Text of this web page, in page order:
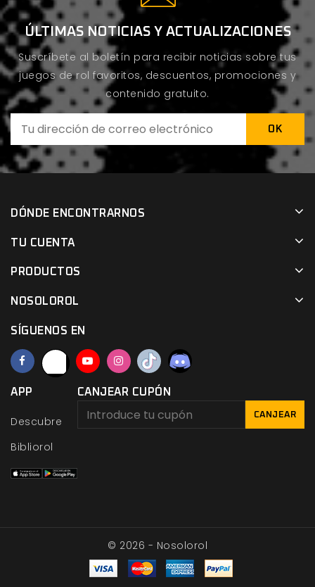
ÚLTIMAS NOTICIAS Y ACTUALIZACIONES
Suscríbete al boletín para recibir noticias sobre tus
juegos de rol favoritos, descuentos, promociones y
contenido gratuito.
DÓNDE ENCONTRARNOS
TU CUENTA
PRODUCTOS
NOSOLOROL
SÍGUENOS EN
APP
Descubre
Bibliorol
CANJEAR CUPÓN
CANJEAR
© 2026 - Nosolorol